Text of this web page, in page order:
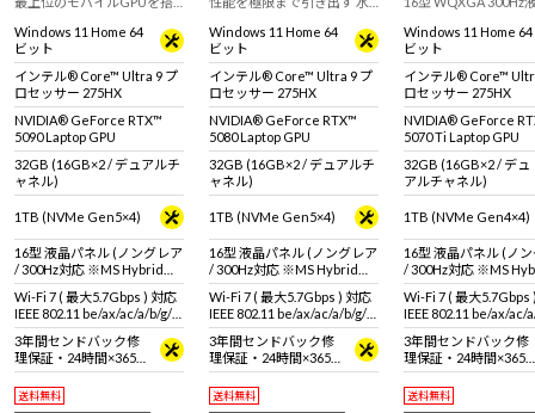
トPC。インテル Core Ultra
9 275HX & RTX 5090 Laptop
GPU 搭載。
Windows 11 Home 64
ビット
インテル® Core™ Ultra 9 プ
ロセッサー 275HX
NVIDIA® GeForce RTX™
5090 Laptop GPU
32GB (16GB×2 / デュアルチ
ャネル)
1TB (NVMe Gen5×4)
16型 液晶パネル (ノングレア
/ 300Hz対応 ※MS Hybrid時
は240Hzで駆動 / sRGB比
100%対応)
Wi-Fi 7 ( 最大5.7Gbps ) 対応
IEEE 802.11 be/ax/ac/a/b/g/n
準拠 ＋ Bluetooth 5内蔵
3年間センドバック修
理保証・24時間×365
日電話サポート
送料無料
ンテル Core Ultra 9 275HX &
RTX 5080 Laptop GPU 搭
載。
Windows 11 Home 64
ビット
インテル® Core™ Ultra 9 プ
ロセッサー 275HX
NVIDIA® GeForce RTX™
5080 Laptop GPU
32GB (16GB×2 / デュアルチ
ャネル)
1TB (NVMe Gen5×4)
16型 液晶パネル (ノングレア
/ 300Hz対応 ※MS Hybrid時
は240Hzで駆動 / sRGB比
100%対応)
Wi-Fi 7 ( 最大5.7Gbps ) 対応
IEEE 802.11 be/ax/ac/a/b/g/n
準拠 ＋ Bluetooth 5内蔵
3年間センドバック修
理保証・24時間×365
日電話サポート
送料無料
ノートPC！モバイル
性能GPUで最新ゲー
トルでも高性能を発揮
Windows 11 Home 64
ビット
インテル® Core™
ロセッサー 275HX
NVIDIA® GeForce
5070 Ti Laptop GPU
32GB (16GB×2 / デュ
アルチャネル)
1TB (NVMe Gen4×4)
16型 液晶パネル (ノ
/ 300Hz対応 ※MS
は240Hzで駆動 /
100%対応)
Wi-Fi 7 ( 最大5.7Gbps
IEEE 802.11 be/ax/ac/
準拠 ＋ Bluetooth 5内
3年間センドバック修
理保証・24時間×365
日電話サポート
送料無料